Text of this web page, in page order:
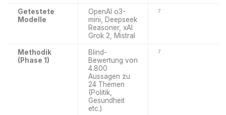
Getestete
Modelle
OpenAI o3-
mini, Deepseek
Reasoner, xAI
Grok 2, Mistral
7
Methodik
(Phase 1)
Blind-
Bewertung von
4.800
Aussagen zu
24 Themen
(Politik,
Gesundheit
etc.)
7